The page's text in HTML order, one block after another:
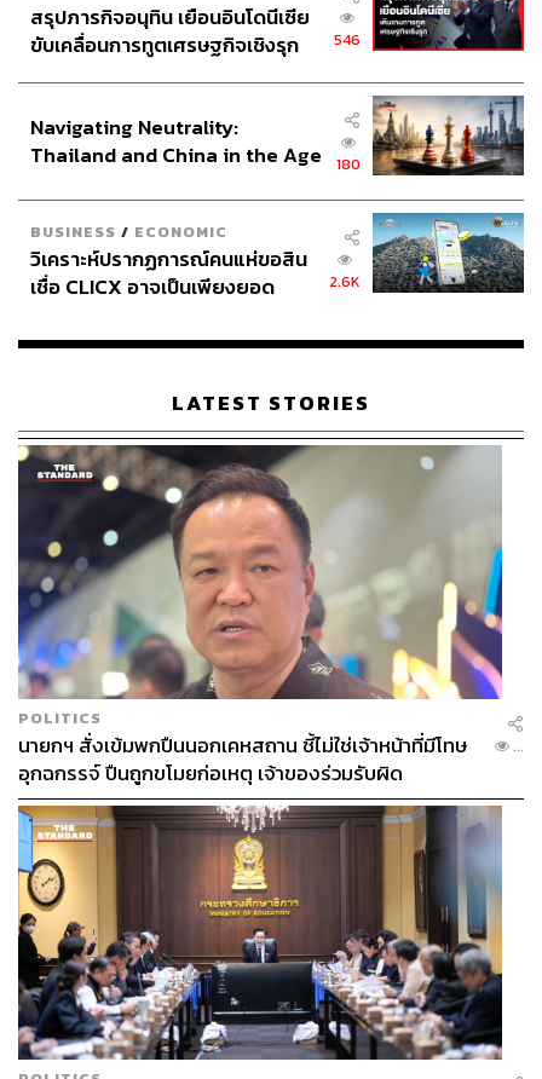
สรุปภารกิจอนุทิน เยือนอินโดนีเซีย
ขับเคลื่อนการทูตเศรษฐกิจเชิงรุก
546
Navigating Neutrality:
Thailand and China in the Age
180
BUSINESS / ECONOMIC
วิเคราะห์ปรากฏการณ์คนแห่ขอสิน
เชื่อ CLICX อาจเป็นเพียงยอด
เรือนไทยที่ถูกซุกไว้
2.6K
LATEST STORIES
POLITICS
นายกฯ สั่งเข้มพกปืนนอกเคหสถาน ชี้ไม่ใช่เจ้าหน้าที่มีโทษ
อุกฉกรรจ์ ปืนถูกขโมยก่อเหตุ เจ้าของร่วมรับผิด
...